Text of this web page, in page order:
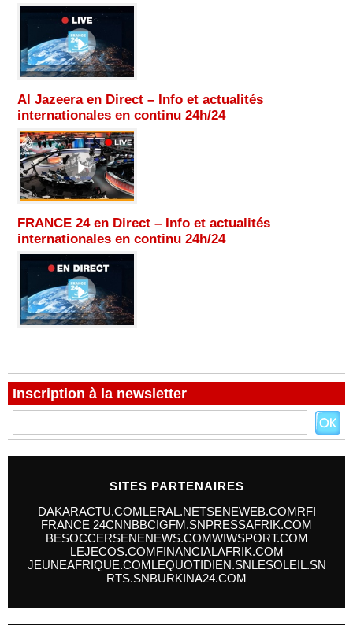
Al Jazeera en Direct – Info et actualités
internationales en continu 24h/24
FRANCE 24 en Direct – Info et actualités
internationales en continu 24h/24
Inscription à la newsletter
SITES PARTENAIRES
DAKARACTU.COMLERAL.NETSENEWEB.COMRFI
FRANCE 24CNNBBCIGFM.SNPRESSAFRIK.COM
BESOCCERSENENEWS.COMWIWSPORT.COM
LEJECOS.COMFINANCIALAFRIK.COM
JEUNEAFRIQUE.COMLEQUOTIDIEN.SNLESOLEIL.SN
RTS.SNBURKINA24.COM